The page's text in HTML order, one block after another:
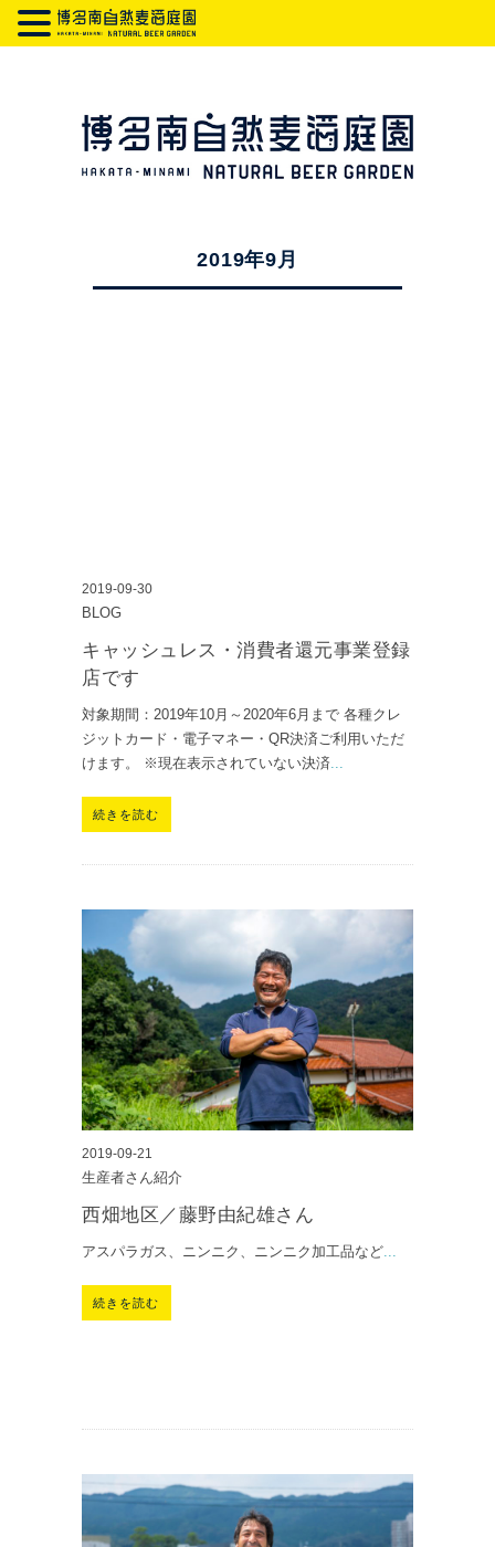
2019年9月
2019-09-30
BLOG
キャッシュレス・消費者還元事業登録
店です
対象期間：2019年10月～2020年6月まで 各種クレ
ジットカード・電子マネー・QR決済ご利用いただ
けます。 ※現在表示されていない決済...
続きを読む
2019-09-21
生産者さん紹介
西畑地区／藤野由紀雄さん
アスパラガス、ニンニク、ニンニク加工品など...
続きを読む